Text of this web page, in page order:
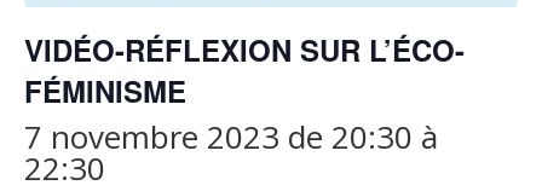
VIDÉO-RÉFLEXION SUR L’ÉCO-
FÉMINISME
7 novembre 2023 de 20:30 à
22:30